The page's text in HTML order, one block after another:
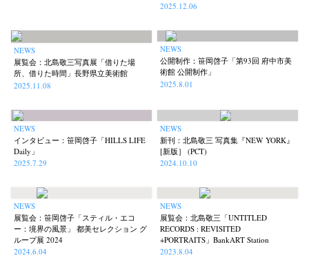
2025.12.06
NEWS
展覧会：北島敬三写真展「借りた場
所、借りた時間」長野県立美術館
2025.11.08
NEWS
公開制作：笹岡啓子「第93回 府中市美
術館 公開制作」
2025.8.01
NEWS
インタビュー：笹岡啓子「HILLS LIFE
Daily」
2025.7.29
NEWS
新刊：北島敬三 写真集『NEW YORK』
[新版］ (PCT)
2024.10.10
NEWS
展覧会：笹岡啓子「スティル・エコ
ー：境界の風景」 都美セレクション グ
ループ展 2024
2024.6.04
NEWS
展覧会：北島敬三「UNTITLED
RECORDS : REVISITED
+PORTRAITS」BankART Station
2023.8.04